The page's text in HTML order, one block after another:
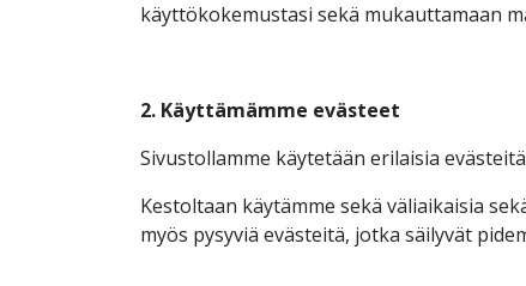
käyttökokemustasi sekä mukauttamaan
2. Käyttämämme evästeet
Sivustollamme käytetään erilaisia
Kestoltaan käytämme sekä väliaikaisia
myös pysyviä evästeitä, jotka säilyvät